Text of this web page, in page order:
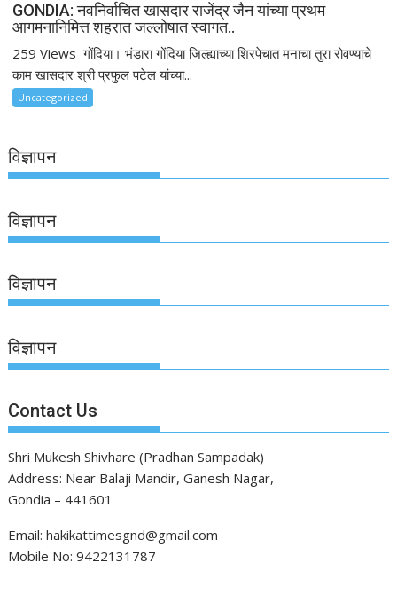
GONDIA: नवनिर्वाचित खासदार राजेंद्र जैन यांच्या प्रथम
आगमनानिमित्त शहरात जल्लोषात स्वागत..
259 Views गोंदिया। भंडारा गोंदिया जिल्ह्याच्या शिरपेचात मनाचा तुरा रोवण्याचे
काम खासदार श्री प्रफुल पटेल यांच्या...
Uncategorized
विज्ञापन
विज्ञापन
विज्ञापन
विज्ञापन
Contact Us
Shri Mukesh Shivhare (Pradhan Sampadak)
Address: Near Balaji Mandir, Ganesh Nagar,
Gondia – 441601
Email: hakikattimesgnd@gmail.com
Mobile No: 9422131787